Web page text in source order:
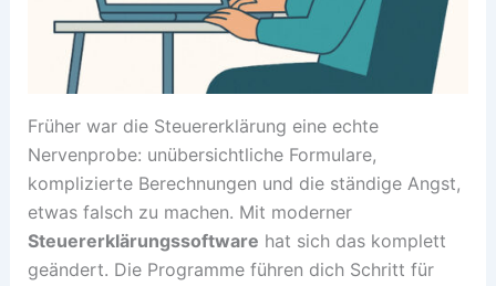
Früher war die Steuererklärung eine echte
Nervenprobe: unübersichtliche Formulare,
komplizierte Berechnungen und die ständige Angst,
etwas falsch zu machen. Mit moderner
Steuererklärungssoftware hat sich das komplett
geändert. Die Programme führen dich Schritt für